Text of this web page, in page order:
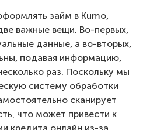
займ в Kumo,
важные вещи. Во-первых,
данные, а во-вторых,
подавая информацию,
раз. Поскольку мы
систему обработки
сканирует
что может привести к